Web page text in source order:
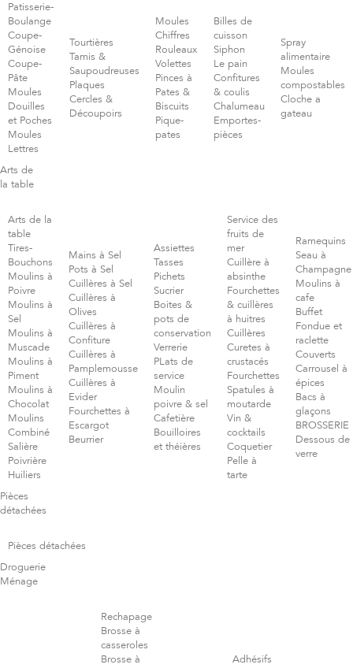
Patisserie-
Boulange
Coupe-
Génoise
Coupe-
Pâte
Moules
Douilles
et Poches
Moules
Lettres
Tourtières
Tamis &
Saupoudreuses
Plaques
Cercles &
Découpoirs
Moules
Chiffres
Rouleaux
Volettes
Pinces à
Pates &
Biscuits
Pique-
pates
Billes de
cuisson
Siphon
Le pain
Confitures
& coulis
Chalumeau
Emportes-
pièces
Spray
alimentaire
Moules
compostables
Cloche a
gateau
Arts de
la table
Arts de la
table
Tires-
Bouchons
Moulins à
Poivre
Moulins à
Sel
Moulins à
Muscade
Moulins à
Piment
Moulins à
Chocolat
Moulins
Combiné
Salière
Poivrière
Huiliers
Mains à Sel
Pots à Sel
Cuillères à Sel
Cuillères à
Olives
Cuillères à
Confiture
Cuillères à
Pamplemousse
Cuillères à
Evider
Fourchettes à
Escargot
Beurrier
Assiettes
Tasses
Pichets
Sucrier
Boites &
pots de
conservation
Verrerie
PLats de
service
Moulin
poivre & sel
Cafetière
Bouilloires
et théières
Service des
fruits de
mer
Cuillère à
absinthe
Fourchettes
& cuillères
à huitres
Cuillères
Curetes à
crustacés
Fourchettes
Spatules à
moutarde
Vin &
cocktails
Coquetier
Pelle à
tarte
Ramequins
Seau à
Champagne
Moulins à
cafe
Buffet
Fondue et
raclette
Couverts
Carrousel à
épices
Bacs à
glaçons
BROSSERIE
Dessous de
verre
Pièces
détachées
Pièces détachées
Droguerie
Ménage
Rechapage
Brosse à
casseroles
Brosse à
Adhésifs